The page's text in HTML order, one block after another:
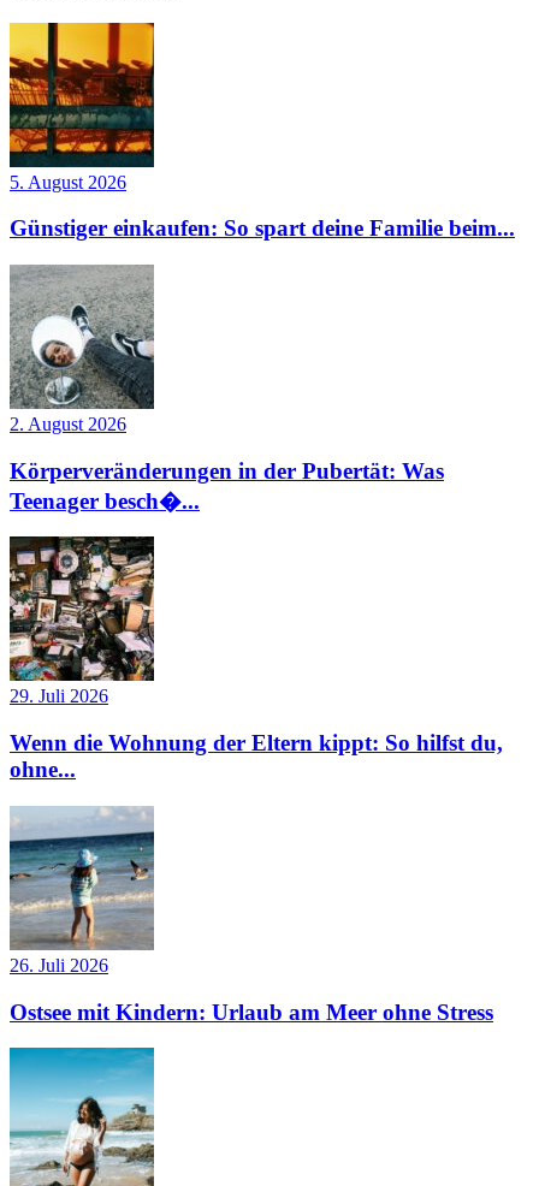
5. August 2026
Günstiger einkaufen: So spart deine Familie beim...
2. August 2026
Körperveränderungen in der Pubertät: Was
Teenager besch�...
29. Juli 2026
Wenn die Wohnung der Eltern kippt: So hilfst du,
ohne...
26. Juli 2026
Ostsee mit Kindern: Urlaub am Meer ohne Stress